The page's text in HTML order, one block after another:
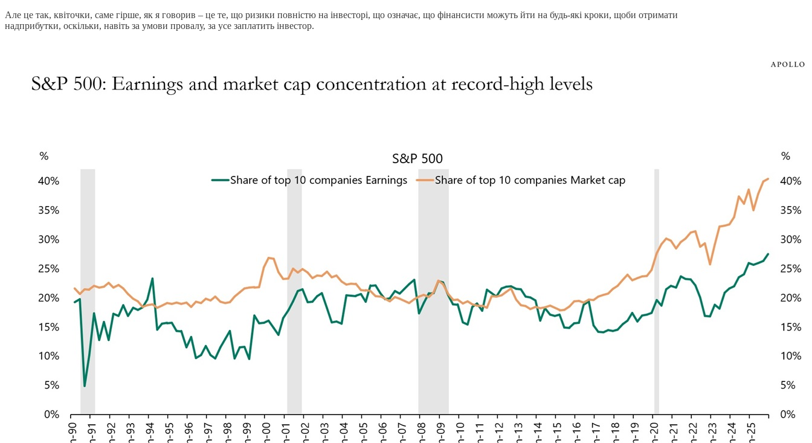
Але це так, квіточки, саме гірше, як я говорив – це те, що ризики повністю на інвесторі, що означає, що фінансисти можуть йти на будь-які кроки, щоби отримати
надприбутки, оскільки, навіть за умови провалу, за усе заплатить інвестор.